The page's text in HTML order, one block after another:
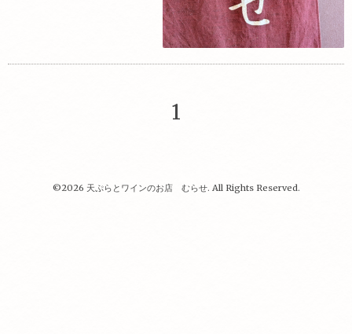
1
©2026 天ぷらとワインのお店 むらせ. All Rights Reserved.